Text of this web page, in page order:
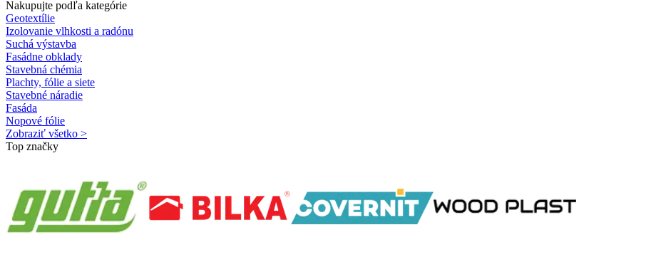
Nakupujte podľa kategórie
Geotextílie
Izolovanie vlhkosti a radónu
Suchá výstavba
Fasádne obklady
Stavebná chémia
Plachty, fólie a siete
Stavebné náradie
Fasáda
Nopové fólie
Zobraziť všetko >
Top značky